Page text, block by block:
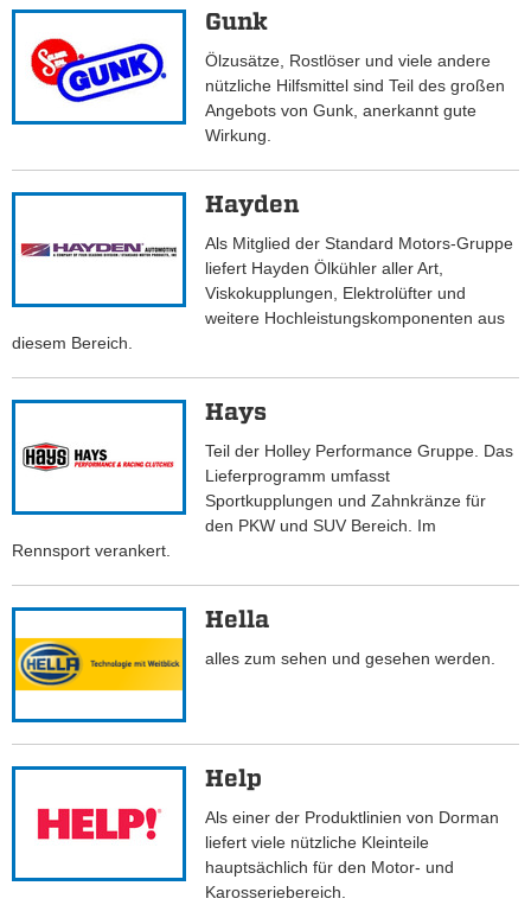
Gunk
Ölzusätze, Rostlöser und viele andere
nützliche Hilfsmittel sind Teil des großen
Angebots von Gunk, anerkannt gute
Wirkung.
Hayden
Als Mitglied der Standard Motors-Gruppe
liefert Hayden Ölkühler aller Art,
Viskokupplungen, Elektrolüfter und
weitere Hochleistungskomponenten aus
diesem Bereich.
Hays
Teil der Holley Performance Gruppe. Das
Lieferprogramm umfasst
Sportkupplungen und Zahnkränze für
den PKW und SUV Bereich. Im
Rennsport verankert.
Hella
alles zum sehen und gesehen werden.
Help
Als einer der Produktlinien von Dorman
liefert viele nützliche Kleinteile
hauptsächlich für den Motor- und
Karosseriebereich.